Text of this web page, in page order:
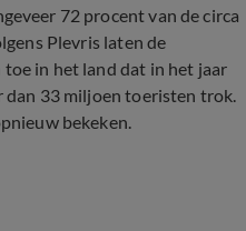
72 procent van de circa
Plevris laten de
in het land dat in het jaar
dan 33 miljoen toeristen trok.
bekeken.